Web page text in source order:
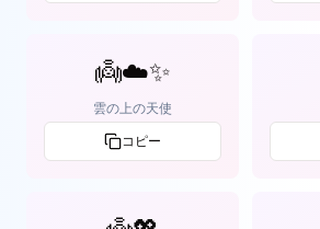
👼☁️✨
雲の上の天使
コピー